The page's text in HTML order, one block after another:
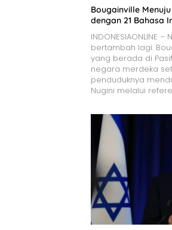
Bougainville
dengan 21 Bahasa
INDONESIAONLINE
bertambah lagi.
yang berada di
negara merdeka
penduduknya
Nugini melalui